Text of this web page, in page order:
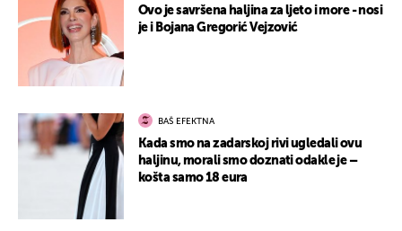
Ovo je savršena haljina za ljeto i more - nosi
je i Bojana Gregorić Vejzović
BAŠ EFEKTNA
Kada smo na zadarskoj rivi ugledali ovu
haljinu, morali smo doznati odakle je –
košta samo 18 eura